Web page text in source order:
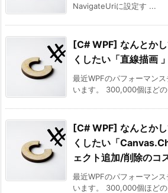
NavigateUriに設定す ...
[C# WPF] なんとか
くしたい「直線描画 」
最近WPFのパフォーマン
います。 300,000個ほど
[C# WPF] なんとか
くしたい「
ェクト追加/削除のコ
最近WPFのパフォーマン
います。 300,000個ほど